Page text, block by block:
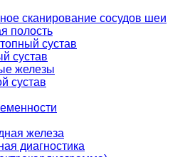
сканирование сосудов шеи
полость
сустав
сустав
железы
сустав
железа
диагностика